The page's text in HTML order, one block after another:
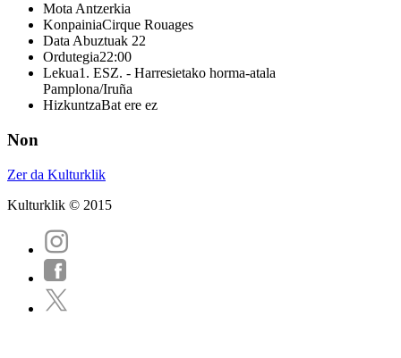
Mota Antzerkia
KonpainiaCirque Rouages
Data Abuztuak 22
Ordutegia22:00
Lekua1. ESZ. - Harresietako horma-atala
Pamplona/Iruña
HizkuntzaBat ere ez
Non
Zer da Kulturklik
Kulturklik © 2015